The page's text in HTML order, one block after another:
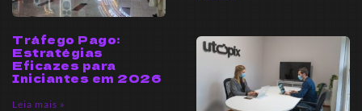
Tráfego Pago:
Estratégias
Eficazes para
Iniciantes em 2026
Leia mais »